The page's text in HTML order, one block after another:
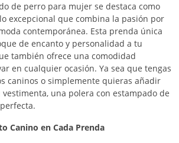
de perro para mujer se destaca como
excepcional que combina la pasión por
contemporánea. Esta prenda única
de encanto y personalidad a tu
también ofrece una comodidad
en cualquier ocasión. Ya sea que tengas
caninos o simplemente quieras añadir
una polera con estampado de
Canino en Cada Prenda